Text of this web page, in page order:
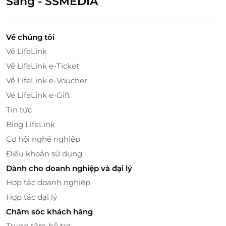
gian linh thiêng của khu vực Chùa Bà.
Khi du khách lên đến nhà ga Tâm An trên đỉnh núi,
không gian xung quanh như thay đổi hoàn toàn.
Nhà ga Tâm An mang đậm dấu ấn của các công
trình kiến trúc nổi tiếng của Antoni Gaudi – một
thiên tài của kiến trúc tân nghệ thuật. Những hình
Về chúng tôi
Về LifeLink
Về LifeLink e-Ticket
Về LifeLink e-Voucher
Về LifeLink e-Gift
Tin tức
Blog LifeLink
Cơ hội nghề nghiệp
Điều khoản sử dụng
Dành cho doanh nghiệp và đại lý
Hợp tác doanh nghiệp
Hợp tác đại lý
Chăm sóc khách hàng